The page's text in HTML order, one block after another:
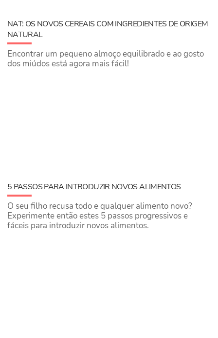
NAT: OS NOVOS CEREAIS COM INGREDIENTES DE ORIGEM
NATURAL
Encontrar um pequeno almoço equilibrado e ao gosto
dos miúdos está agora mais fácil!
5 PASSOS PARA INTRODUZIR NOVOS ALIMENTOS
O seu filho recusa todo e qualquer alimento novo?
Experimente então estes 5 passos progressivos e
fáceis para introduzir novos alimentos.